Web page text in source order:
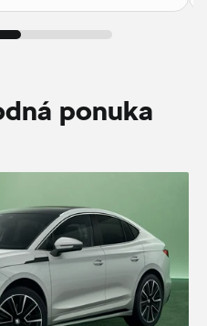
ponuka